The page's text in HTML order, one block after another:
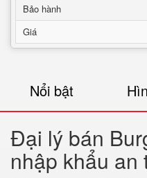
Bảo hành
Giá
Nổi bật
Đại lý bán
nhập khẩu an